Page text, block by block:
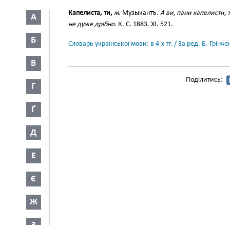
А
Б
В
Г
Ґ
Д
Е
Є
Ж
Капелиста, ти, м. Музыкантъ. А ви, пани капелисти,
не дуже дрібно. К. С. 1883. XI. 521.
Словарь української мови: в 4-х тт. / За ред. Б.
Поділитись: